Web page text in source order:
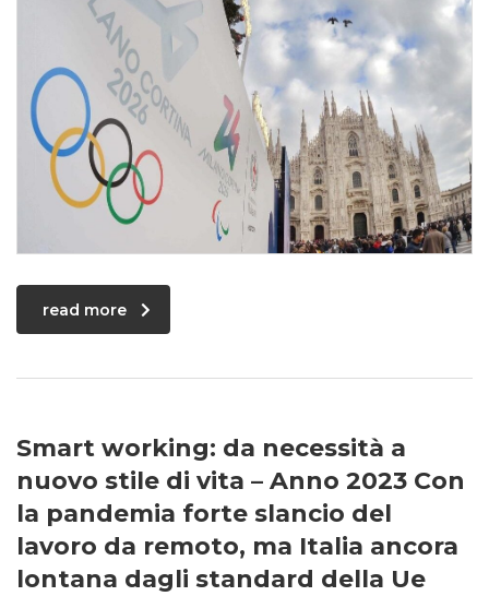
read more
Smart working: da necessità a
nuovo stile di vita – Anno 2023 Con
la pandemia forte slancio del
lavoro da remoto, ma Italia ancora
lontana dagli standard della Ue